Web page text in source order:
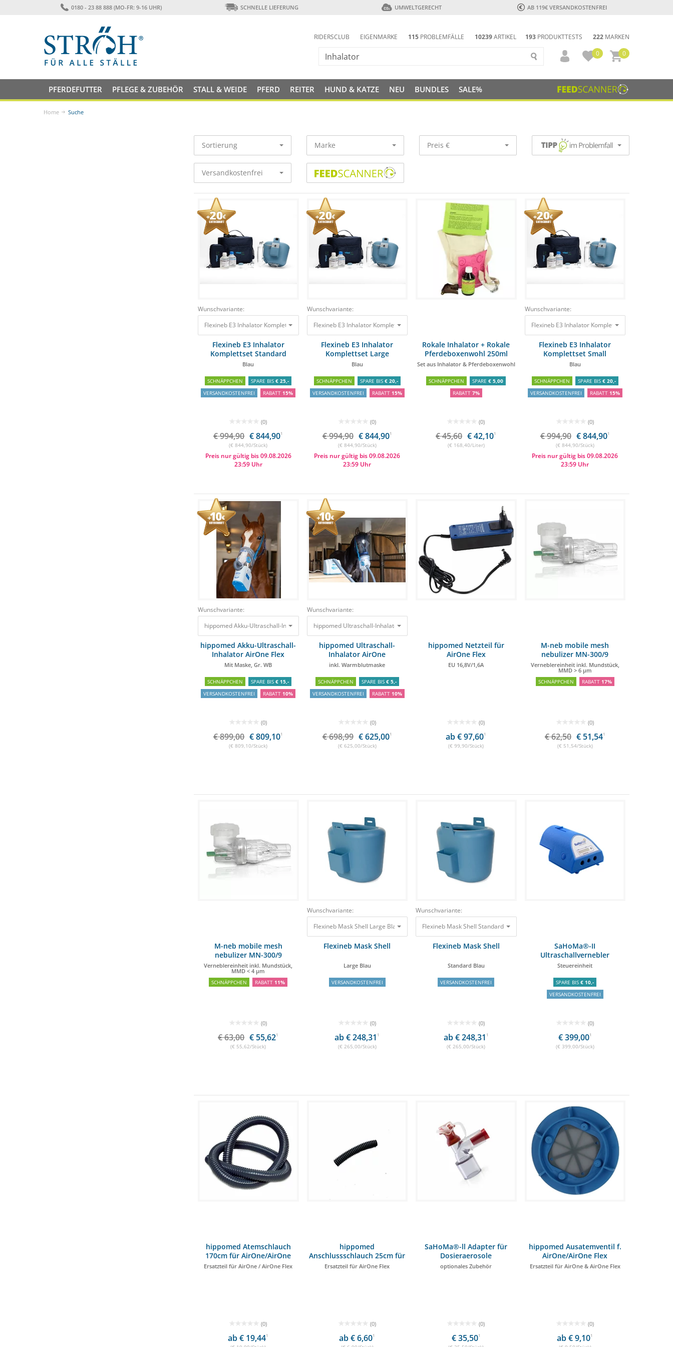
0180 - 23 88 888 (MO-FR: 9-16 UHR) SCHNELLE LIEFERUNG UMWELTGERECHT AB 119€ VERSANDKOSTENFREI
193 PRODUKTTESTS 222 MARKEN
RIDERSCLUB EIGENMARKE 115 PROBLEMFÄLLE 10239ARTIKEL
0
0
PFERDEFUTTER PFLEGE & ZUBEHÖR STALL & WEIDE PFERD REITER HUND & KATZE NEU BUNDLES SALE%
Home Suche
Sortierung Marke Preis €
Versandkostenfrei
Wunschvariante:
Flexineb E3 Inhalator Komplettset Standard Blau994,90 €844,90 €
Flexineb E3 Inhalator
Komplettset Standard
Blau
SCHNÄPPCHEN SPARE BIS€ 25,-
VERSANDKOSTENFREI
RABATT 15%
(0)
€ 994,90 € 844,901
(€ 844,90/Stück)
Preis nur gültig bis 09.08.2026
23:59 Uhr
Wunschvariante:
Flexineb E3 Inhalator Komplettset Large Blau
Flexineb E3 Inhalator
Komplettset Large
Blau
SCHNÄPPCHEN SPARE BIS € 20,-
VERSANDKOSTENFREI
RABATT 15%
(0)
€ 994,90 € 844,901
(€ 844,90/Stück)
Preis nur gültig bis 09.08.2026
23:59 Uhr
Rokale Inhalator + Rokale
Pferdeboxenwohl 250ml
Set aus Inhalator & Pferdeboxenwohl
SCHNÄPPCHEN SPARE€ 5,00
RABATT 7%
(0)
€ 45,60 € 42,101
(€ 168,40/Liter)
Wunschvariante:
Flexineb E3 Inhalator Komplettset Small Blau
Flexineb E3 Inhalator
Komplettset Small
Blau
SCHNÄPPCHEN SPARE BIS € 20,-
VERSANDKOSTENFREI
RABATT 15%
(0)
€ 994,90 € 844,901
(€ 844,90/Stück)
Preis nur gültig bis 09.08.2026
23:59 Uhr
Wunschvariante:
hippomed Akku-Ultraschall-Inhalator AirOne Flex Mit Maske, Gr. WB 899,00 €
hippomed Akku-Ultraschall-
Inhalator AirOne Flex
Mit Maske, Gr. WB
SCHNÄPPCHEN SPARE BIS€ 15,-
VERSANDKOSTENFREI
RABATT 10%
(0)
€ 899,00 € 809,101
(€ 809,10/Stück)
Wunschvariante:
hippomed Ultraschall-Inhalator AirOne Komplettset inkl. Warmblutmaske
hippomed Ultraschall-
Inhalator AirOne
Komplettset
inkl. Warmblutmaske
SCHNÄPPCHEN SPARE BIS € 5,-
VERSANDKOSTENFREI
RABATT 10%
(0)
€ 698,99 € 625,001
(€ 625,00/Stück)
hippomed Netzteil für
AirOne Flex
EU 16,8V/1,6A
(0)
ab € 97,601
(€ 99,90/Stück)
M-neb mobile mesh
nebulizer MN-300/9
Verneblereinheit inkl. Mundstück,
MMD > 6 µm
SCHNÄPPCHEN RABATT 17%
(0)
€ 62,50 € 51,541
(€ 51,54/Stück)
M-neb mobile mesh
nebulizer MN-300/9
Verneblereinheit inkl. Mundstück,
MMD < 4 μm
SCHNÄPPCHEN RABATT 11%
(0)
€ 63,00 € 55,621
(€ 55,62/Stück)
Wunschvariante:
Flexineb Mask Shell Large Blau 265,00 €
Flexineb Mask Shell
Large Blau
VERSANDKOSTENFREI
(0)
ab € 248,31 1
(€ 265,00/Stück)
Wunschvariante:
Flexineb Mask Shell Standard Blau 265,00 €
Flexineb Mask Shell
Standard Blau
VERSANDKOSTENFREI
(0)
ab € 248,31 1
(€ 265,00/Stück)
SaHoMa®-II
Ultraschallvernebler
Steuereinheit
SPARE BIS€ 10,-
VERSANDKOSTENFREI
(0)
€ 399,001
(€ 399,00/Stück)
hippomed Atemschlauch
170cm für AirOne/AirOne
Flex
Ersatzteil für AirOne / AirOne Flex
(0)
ab € 19,441
hippomed
Anschlussschlauch 25cm für
AirOne Flex
Ersatzteil für AirOne Flex
(0)
ab € 6,601
SaHoMa®-ll Adapter für
Dosieraerosole
optionales Zubehör
(0)
€ 35,501
hippomed Ausatemventil f.
AirOne/AirOne Flex
Ersatzteil für AirOne & AirOne Flex
(0)
ab € 9,101